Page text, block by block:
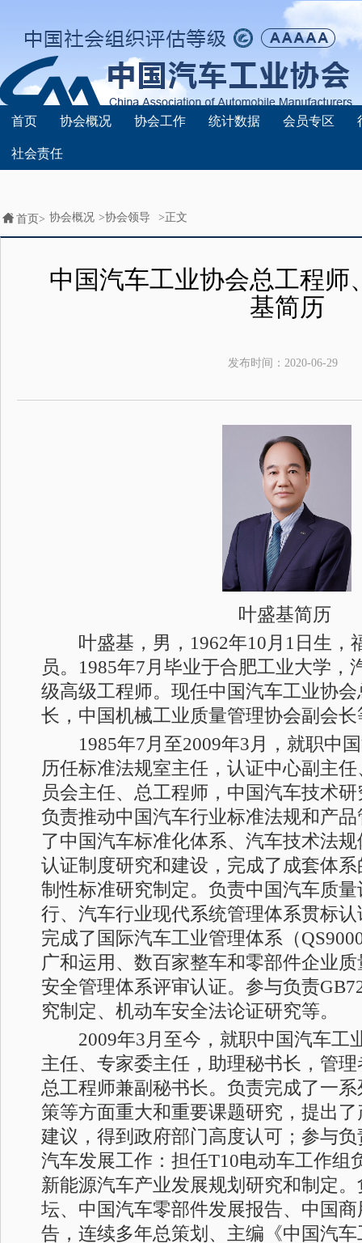
首页 协会概况 协会工作 统计数据 会员专区
社会责任
首页> 协会概况 >协会领导 >正文
中国汽车工业协会总工程师
基简历
发布时间： 2020-06-29
叶盛基简历
叶盛基，男，1962年10月1日生，
员。1985年7月毕业于合肥工业大学，
级高级工程师。现任中国汽车工业协
长，中国机械工业质量管理协会副会长
1985年7月至2009年3月，就职中国
历任标准法规室主任，认证中心副主
员会主任、总工程师，中国汽车技术
负责推动中国汽车行业标准法规和产
了中国汽车标准化体系、汽车技术法
认证制度研究和建设，完成了成套体
制性标准研究制定。负责中国汽车质
行、汽车行业现代系统管理体系贯标
完成了国际汽车工业管理体系（
广和运用、数百家整车和零部件企业
安全管理体系评审认证。参与负责
究制定、机动车安全法论证研究等。
2009年3月至今，就职中国汽车工
主任、专家委主任，助理秘书长，管
总工程师兼副秘书长。负责完成了一
策等方面重大和重要课题研究，提出
建议，得到政府部门高度认可；参与
汽车发展工作：担任T10电动车工作组
新能源汽车产业发展规划研究和制定
坛、中国汽车零部件发展报告、中国
告，连续多年总策划、主编《中国汽